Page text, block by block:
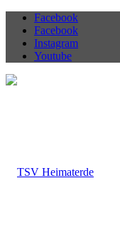
Facebook
Facebook
Instagram
Youtube